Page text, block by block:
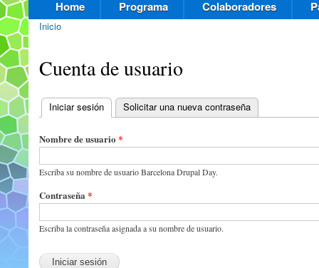
Menú principal
Home Programa Colaboradores
Inicio
Cuenta de usuario
Solapas principales
Iniciar sesión (solapa activa)
Solicitar una nueva contraseña
Nombre de usuario *
Escriba su nombre de usuario Barcelona Drupal Day.
Contraseña *
Escriba la contraseña asignada a su nombre de usuario.